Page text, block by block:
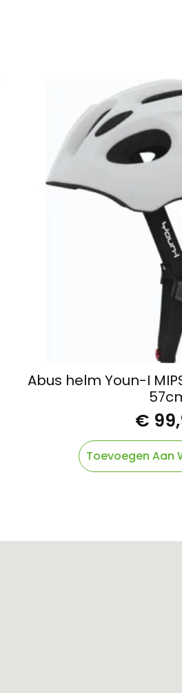
Abus helm Youn-I
€
Toevoegen Aan